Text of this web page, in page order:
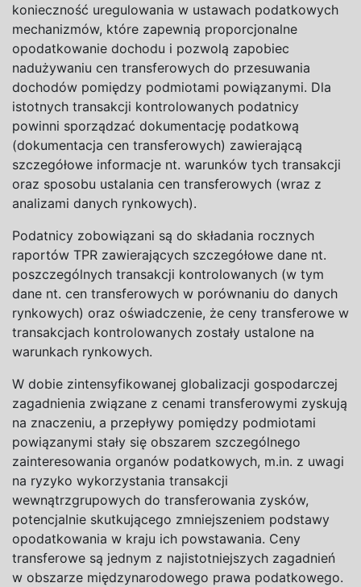
konieczność uregulowania w ustawach podatkowych
mechanizmów, które zapewnią proporcjonalne
opodatkowanie dochodu i pozwolą zapobiec
nadużywaniu cen transferowych do przesuwania
dochodów pomiędzy podmiotami powiązanymi. Dla
istotnych transakcji kontrolowanych podatnicy
powinni sporządzać dokumentację podatkową
(dokumentacja cen transferowych) zawierającą
szczegółowe informacje nt. warunków tych transakcji
oraz sposobu ustalania cen transferowych (wraz z
analizami danych rynkowych).
Podatnicy zobowiązani są do składania rocznych
raportów TPR zawierających szczegółowe dane nt.
poszczególnych transakcji kontrolowanych (w tym
dane nt. cen transferowych w porównaniu do danych
rynkowych) oraz oświadczenie, że ceny transferowe w
transakcjach kontrolowanych zostały ustalone na
warunkach rynkowych.
W dobie zintensyfikowanej globalizacji gospodarczej
zagadnienia związane z cenami transferowymi zyskują
na znaczeniu, a przepływy pomiędzy podmiotami
powiązanymi stały się obszarem szczególnego
zainteresowania organów podatkowych, m.in. z uwagi
na ryzyko wykorzystania transakcji
wewnątrzgrupowych do transferowania zysków,
potencjalnie skutkującego zmniejszeniem podstawy
opodatkowania w kraju ich powstawania. Ceny
transferowe są jednym z najistotniejszych zagadnień
w obszarze międzynarodowego prawa podatkowego.